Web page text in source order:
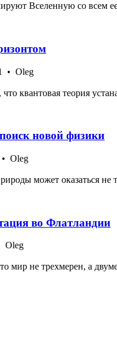
Вселенную со всем
• Oleg
что квантовая теория
новой физики
• Oleg
может оказаться
во Флатландии
Oleg
мир не трехмерен, а